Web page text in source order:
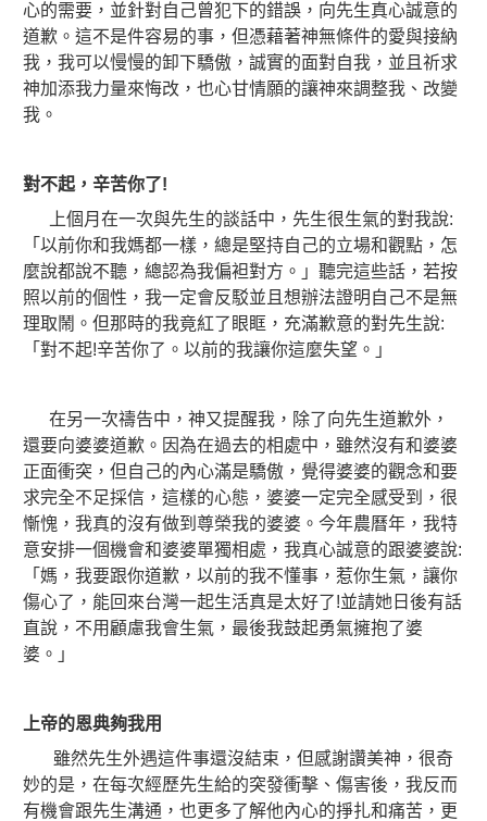
心的需要，並針對自己曾犯下的錯誤，向先生真心誠意的
道歉。這不是件容易的事，但憑藉著神無條件的愛與接納
我，我可以慢慢的卸下驕傲，誠實的面對自我，並且祈求
神加添我力量來悔改，也心甘情願的讓神來調整我、改變
我。
對不起，辛苦你了!
上個月在一次與先生的談話中，先生很生氣的對我說:
「以前你和我媽都一樣，總是堅持自己的立場和觀點，怎
麼說都說不聽，總認為我偏袒對方。」聽完這些話，若按
照以前的個性，我一定會反駁並且想辦法證明自己不是無
理取鬧。但那時的我竟紅了眼眶，充滿歉意的對先生說:
「對不起!辛苦你了。以前的我讓你這麼失望。」
在另一次禱告中，神又提醒我，除了向先生道歉外，
還要向婆婆道歉。因為在過去的相處中，雖然沒有和婆婆
正面衝突，但自己的內心滿是驕傲，覺得婆婆的觀念和要
求完全不足採信，這樣的心態，婆婆一定完全感受到，很
慚愧，我真的沒有做到尊榮我的婆婆。今年農曆年，我特
意安排一個機會和婆婆單獨相處，我真心誠意的跟婆婆說:
「媽，我要跟你道歉，以前的我不懂事，惹你生氣，讓你
傷心了，能回來台灣一起生活真是太好了!並請她日後有話
直說，不用顧慮我會生氣，最後我鼓起勇氣擁抱了婆
婆。」
上帝的恩典夠我用
雖然先生外遇這件事還沒結束，但感謝讚美神，很奇
妙的是，在每次經歷先生給的突發衝擊、傷害後，我反而
有機會跟先生溝通，也更多了解他內心的掙扎和痛苦，更